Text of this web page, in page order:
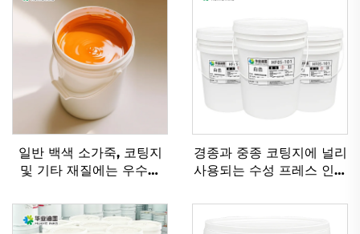
일반 백색 소가죽, 코팅지
및 기타 재질에는 우수한
적용 가능합니다.
경종과 중종 코팅지에 널리
사용되는 수성 프레스 인쇄